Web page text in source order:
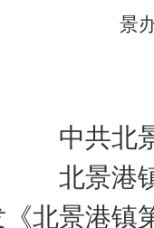
景
中共北
北景港
《北景港